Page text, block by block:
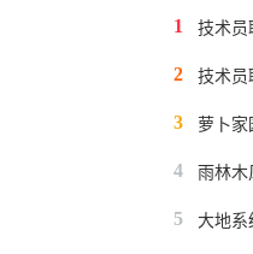
1
2
3
4
5